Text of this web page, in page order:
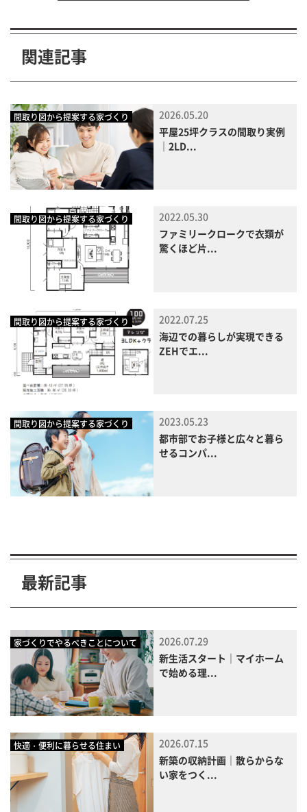
関連記事
間取り図から提案する家づくり
2026.05.20
平屋25坪クラスの間取り実例
｜2LD...
間取り図から提案する家づくり
2022.05.30
ファミリークロークで衣類が
驚くほど片...
間取り図から提案する家づくり
2022.07.25
海辺での暮らしが実現できる
ZEHでエ...
間取り図から提案する家づくり
2023.05.23
都市部でお子様と広々と暮ら
せるコンパ...
最新記事
家づくりでやるべきことについて
2026.07.29
新生活スタート｜マイホーム
で始める理...
快適・便利に暮らせる住まい
2026.07.15
新築の収納計画｜散らからな
い家をつく...